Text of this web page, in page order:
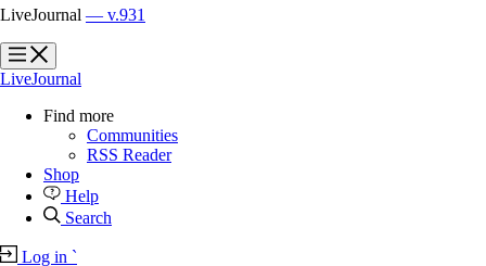
LiveJournal — v.931
?
?
LiveJournal
Find more
Communities
RSS Reader
Shop
Help
Search
Log in `